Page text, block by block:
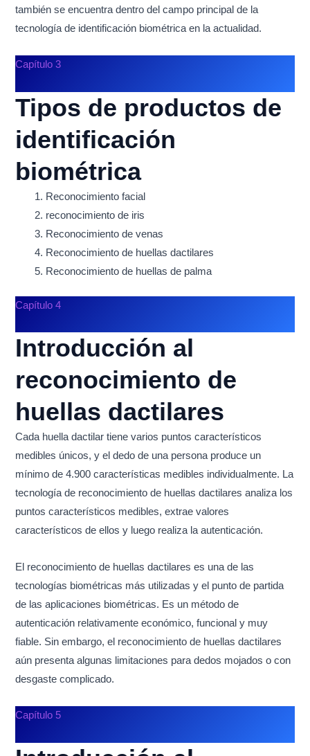
también se encuentra dentro del campo principal de la
tecnología de identificación biométrica en la actualidad.
Capítulo 3
Tipos de productos de
identificación
biométrica
Reconocimiento facial
reconocimiento de iris
Reconocimiento de venas
Reconocimiento de huellas dactilares
Reconocimiento de huellas de palma
Capítulo 4
Introducción al
reconocimiento de
huellas dactilares
Cada huella dactilar tiene varios puntos característicos
medibles únicos, y el dedo de una persona produce un
mínimo de 4.900 características medibles individualmente. La
tecnología de reconocimiento de huellas dactilares analiza los
puntos característicos medibles, extrae valores
característicos de ellos y luego realiza la autenticación.
El reconocimiento de huellas dactilares es una de las
tecnologías biométricas más utilizadas y el punto de partida
de las aplicaciones biométricas. Es un método de
autenticación relativamente económico, funcional y muy
fiable. Sin embargo, el reconocimiento de huellas dactilares
aún presenta algunas limitaciones para dedos mojados o con
desgaste complicado.
Capítulo 5